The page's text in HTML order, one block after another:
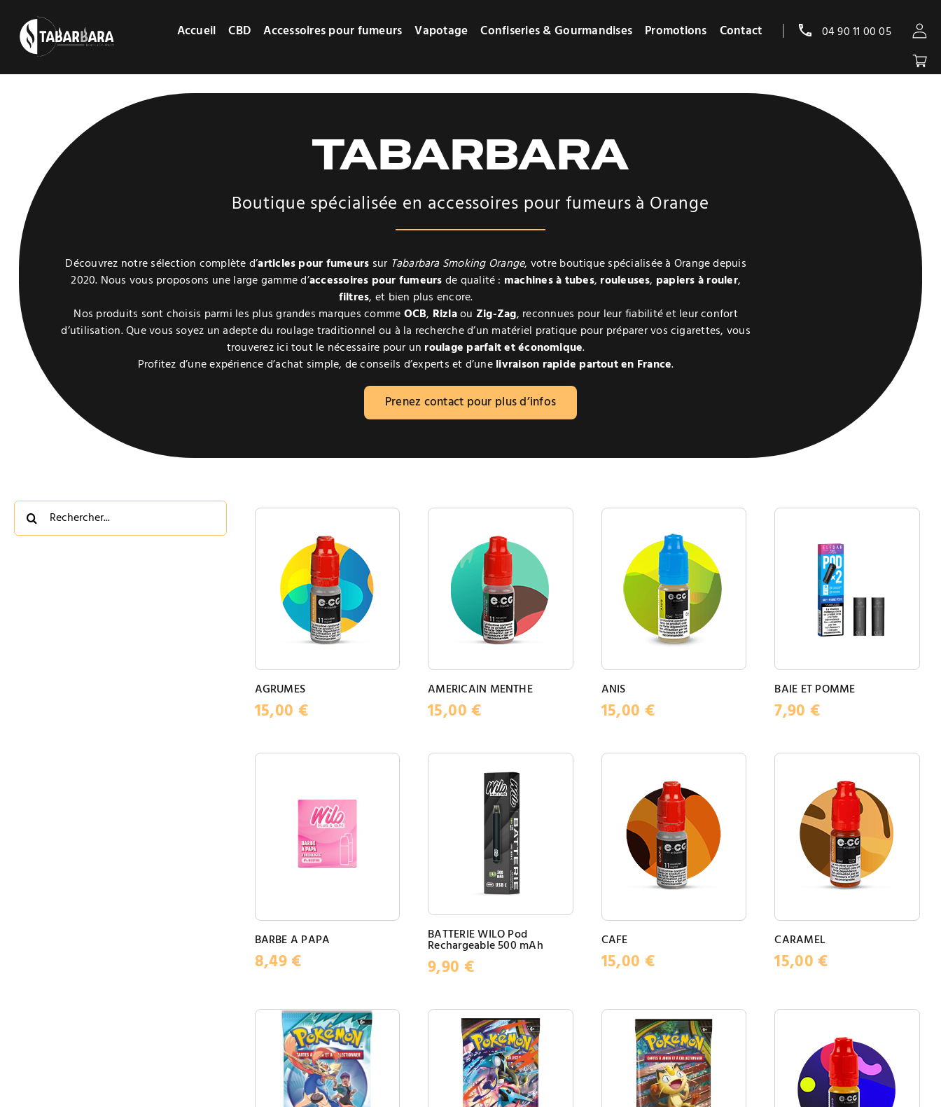
contenu
Accueil CBD Accessoires pour fumeurs Vapotage Confiseries & Gourmandises Promotions Contact 04 90 11 00 05
TABARBARA
Boutique spécialisée en accessoires pour fumeurs à Orange
Découvrez notre sélection complète d’articles pour fumeurs sur Tabarbara Smoking Orange, votre boutique spécialisée à Orange depuis
2020. Nous vous proposons une large gamme d’accessoires pour fumeursde qualité : machines à tubes, rouleuses, papiers à rouler,
filtres, et bien plus encore.
Nos produits sont choisis parmi les plus grandes marques commeOCB, Rizlaou Zig-Zag, reconnues pour leur fiabilité et leur confort
d’utilisation. Que vous soyez un adepte du roulage traditionnel ou à la recherche d’un matériel pratique pour préparer vos cigarettes, vous
trouverez ici tout le nécessaire pour un roulage parfait et économique.
Profitez d’une expérience d’achat simple, de conseils d’experts et d’unelivraison rapide partout en France.
Prenez contact pour plus d’infos
Rechercher:
AGRUMES
15,00 €
AMERICAIN MENTHE
15,00 €
ANIS
15,00 €
BAIE ET POMME
7,90 €
BARBE A PAPA
8,49€
BATTERIE WILO Pod
Rechargeable 500 mAh
9,90 €
CAFE
15,00 €
CARAMEL
15,00 €